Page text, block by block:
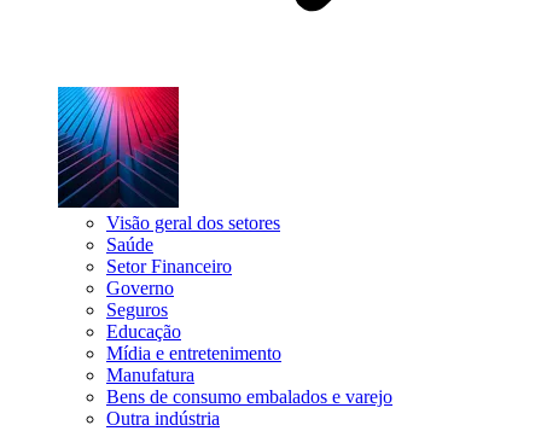
Visão geral dos setores
Saúde
Setor Financeiro
Governo
Seguros
Educação
Mídia e entretenimento
Manufatura
Bens de consumo embalados e varejo
Outra indústria